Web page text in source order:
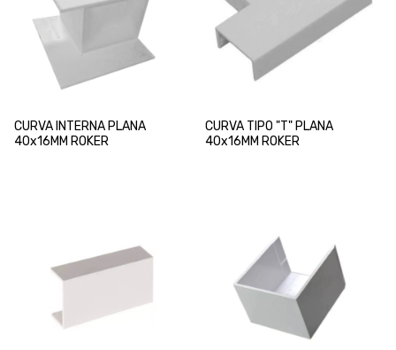
CURVA INTERNA PLANA
40x16MM ROKER
CURVA TIPO "T" PLANA
40x16MM ROKER